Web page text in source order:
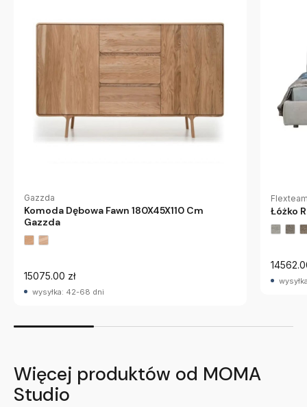
Gazzda
Komoda Dębowa Fawn 180X45X110 Cm
Gazzda
15075.00 zł
wysyłka: 42-68 dni
Łóżko
Więcej produktów od MOMA
Studio